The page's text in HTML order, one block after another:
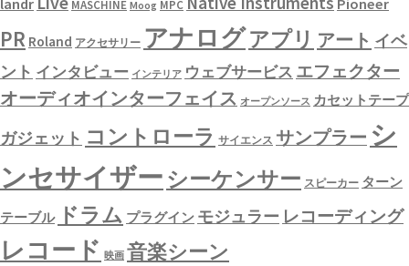
landr MASCHINE Moog MPC
PR Roland アクセサリー アナログアプリ アート イベ
ント インタビュー インテリア ウェブサービス エフェクター
オーディオインターフェイス オープンソース カセットテープ
ガジェット コントローラ サイエンス サンプラー シ
ンセサイザー シーケンサー スピーカー ターン
テーブル ドラム プラグイン モジュラー レコーディング
レコード 映画 音楽シーン